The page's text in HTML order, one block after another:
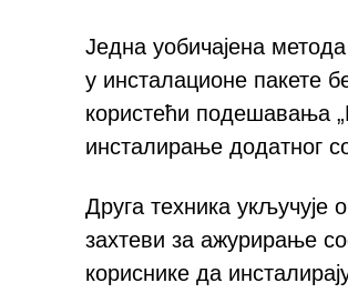
Једна уобичајена
у инсталационе пакете
користећи подешавања
инсталирање додатног
Друга техника укључује
захтеви за ажурирање
кориснике да